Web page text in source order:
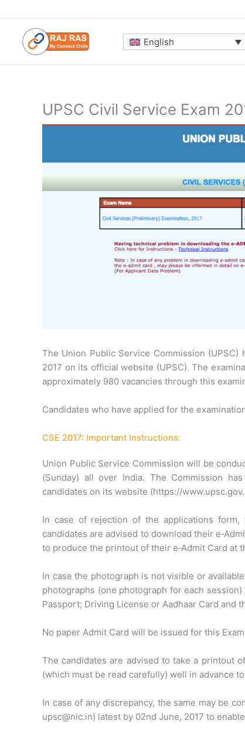
to
content
English
UPSC Civil Service Exam
The Union Public Service Commission
2017 on its official website (UPSC). The
approximately 980 vacancies through this
Candidates who have applied for the
CSE 2017: Important Instructions:
Union Public Service Commission will be
(Sunday) all over India. The Commission
candidates on its website (https://
In case of rejection of the applications
candidates are advised to download their
to produce the printout of their e‐Admit Card at
In case the photograph is not visible or
photographs (one photograph for each
Passport; Driving License or Aadhaar Card and
No paper Admit Card will be issued for this
The candidates are advised to take a printout
(which must be read carefully) well in advance
In case of any discrepancy, the same may be
upsc@nic.in) latest by 02nd June, 2017 to